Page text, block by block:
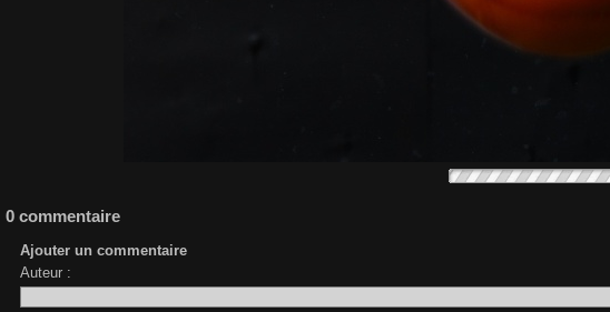
0 commentaire
Ajouter un commentaire
Auteur :